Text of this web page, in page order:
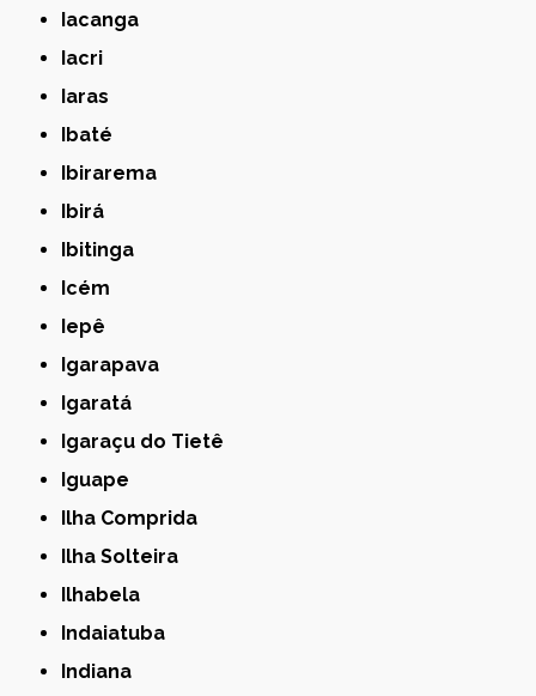
Iacanga
Iacri
Iaras
Ibaté
Ibirarema
Ibirá
Ibitinga
Icém
Iepê
Igarapava
Igaratá
Igaraçu do Tietê
Iguape
Ilha Comprida
Ilha Solteira
Ilhabela
Indaiatuba
Indiana